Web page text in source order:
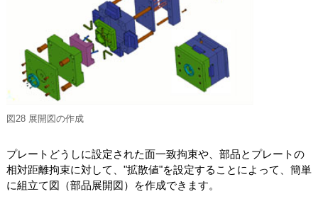
図28 展開図の作成
プレートどうしに設定された面一致拘束や、部品とプレートの
相対距離拘束に対して、"拡散値"を設定することによって、簡単
に組立て図（部品展開図）を作成できます。